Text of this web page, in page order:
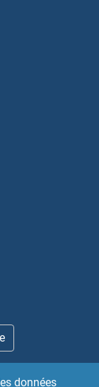
données